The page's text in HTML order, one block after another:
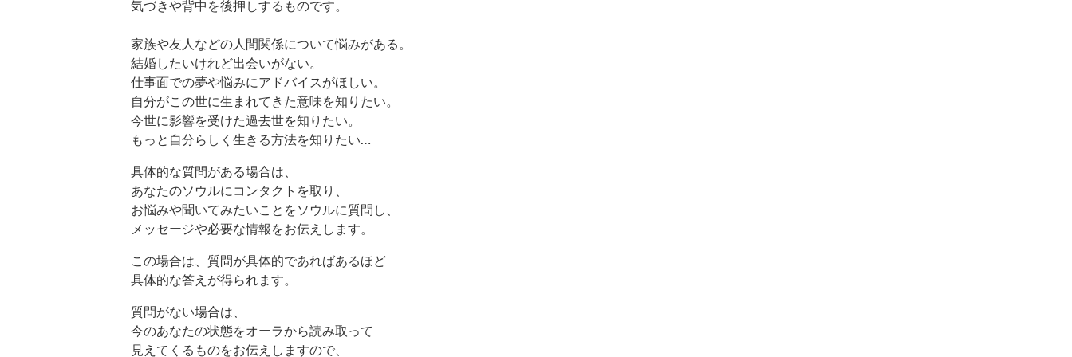
気づきや背中を後押しするものです。
家族や友人などの人間関係について悩みがある。
結婚したいけれど出会いがない。
仕事面での夢や悩みにアドバイスがほしい。
自分がこの世に生まれてきた意味を知りたい。
今世に影響を受けた過去世を知りたい。
もっと自分らしく生きる方法を知りたい…
具体的な質問がある場合は、
あなたのソウルにコンタクトを取り、
お悩みや聞いてみたいことをソウルに質問し、
メッセージや必要な情報をお伝えします。
この場合は、質問が具体的であればあるほど
具体的な答えが得られます。
質問がない場合は、
今のあなたの状態をオーラから読み取って
見えてくるものをお伝えしますので、